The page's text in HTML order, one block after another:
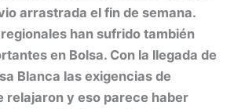
arrastrada el fin de semana.
han sufrido también
en Bolsa. Con la llegada de
Blanca las exigencias de
relajaron y eso parece haber